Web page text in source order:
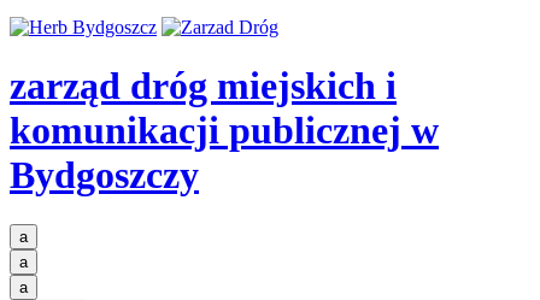
zarząd dróg miejskich i
komunikacji publicznej w
Bydgoszczy
a
a
a